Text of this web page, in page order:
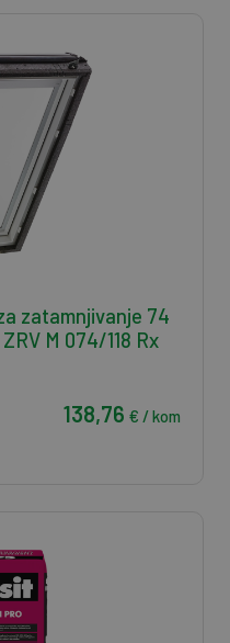
zatamnjivanje 74
M 074/118 Rx
138,76 € / kom